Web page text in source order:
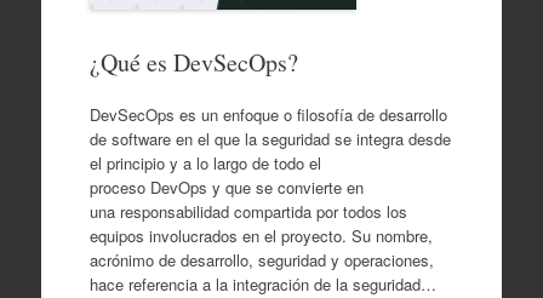
¿Qué es DevSecOps?
DevSecOps es un enfoque o filosofía de desarrollo
de software en el que la seguridad se integra desde
el principio y a lo largo de todo el
proceso DevOps y que se convierte en
una responsabilidad compartida por todos los
equipos involucrados en el proyecto. Su nombre,
acrónimo de desarrollo, seguridad y operaciones,
hace referencia a la integración de la seguridad…